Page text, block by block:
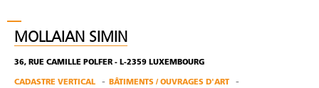
MOLLAIAN SIMIN
36, RUE CAMILLE POLFER - L-2359 LUXEMBOURG
CADASTRE VERTICAL BÂTIMENTS / OUVRAGES D'ART